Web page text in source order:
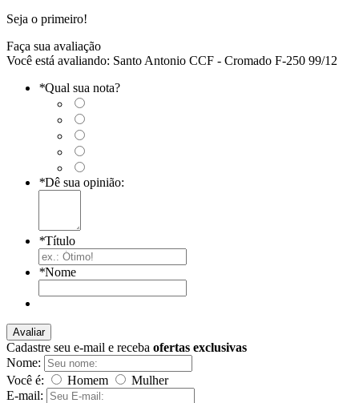
Seja o primeiro!
Faça sua avaliação
Você está avaliando: Santo Antonio CCF - Cromado F-250 99/12
*Qual sua nota?
*Dê sua opinião:
*Título
*Nome
Avaliar
Cadastre seu e-mail e receba ofertas exclusivas
Nome:
Você é:
Homem
Mulher
E-mail: